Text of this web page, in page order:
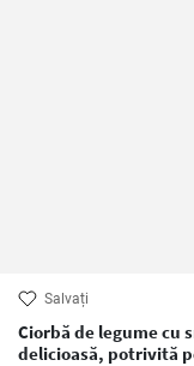
Salvați
Ciorbă de legume cu
delicioasă, potrivită